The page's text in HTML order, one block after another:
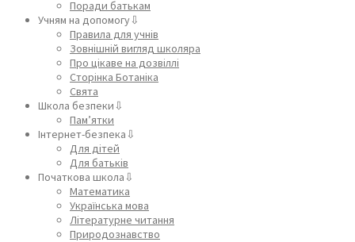
Поради батькам
Учням на допомогу⇩
Правила для учнів
Зовнішній вигляд школяра
Про цікаве на дозвіллі
Сторінка Ботаніка
Свята
Школа безпеки⇩
Пам’ятки
Інтернет-безпека⇩
Для дітей
Для батьків
Початкова школа⇩
Математика
Українська мова
Літературне читання
Природознавство